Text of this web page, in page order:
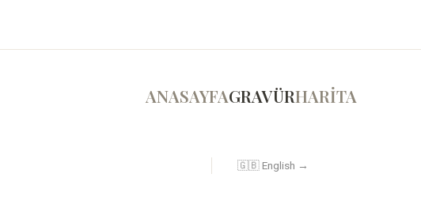
ANASAYFAGRAVÜRHARİTA
🇬🇧 English →